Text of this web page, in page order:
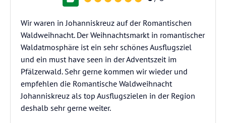
Wir waren in Johanniskreuz auf der Romantischen
Waldweihnacht. Der Weihnachtsmarkt in romantischer
Waldatmosphäre ist ein sehr schönes Ausflugsziel
und ein must have seen in der Adventszeit im
Pfälzerwald. Sehr gerne kommen wir wieder und
empfehlen die Romantische Waldweihnacht
Johanniskreuz als top Ausflugszielen in der Region
deshalb sehr gerne weiter.